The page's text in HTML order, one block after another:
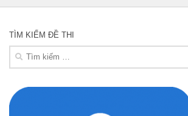
TÌM KIẾM ĐỀ THI
Tìm